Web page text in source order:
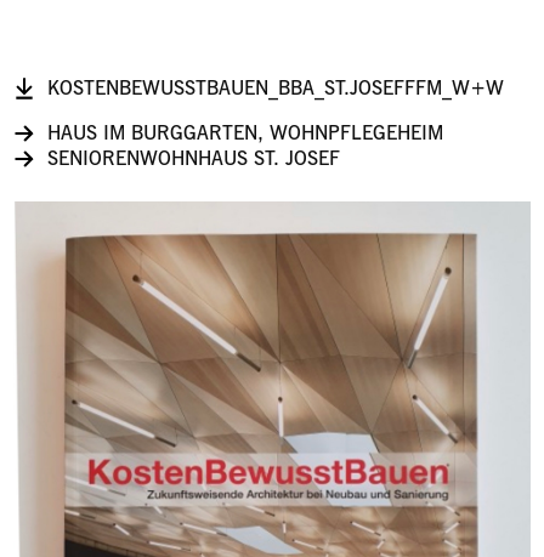
KOSTENBEWUSSTBAUEN_BBA_ST.JOSEFFFM_W+W
HAUS IM BURGGARTEN, WOHNPFLEGEHEIM
SENIORENWOHNHAUS ST. JOSEF